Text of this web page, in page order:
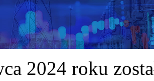
2024 roku